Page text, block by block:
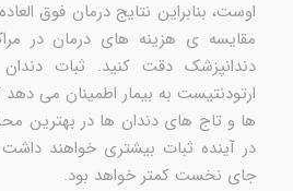
اوست، بنابراین نتایج درمان فوق
مقایسه ی هزینه های درمان در
دندانپزشک دقت کنید. ثبات
ارتودنتیست به بیمار اطمینان می دهد
ها و تاج های دندان ها در بهترین محل
در آینده ثبات بیشتری خواهند
جای نخست کمتر خواهد بود.